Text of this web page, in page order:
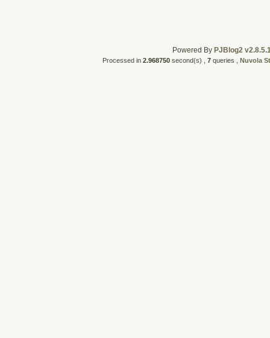
Powered By PJBlog2
Processed in 2.968750 second(s) , 7 queries , Nuvola